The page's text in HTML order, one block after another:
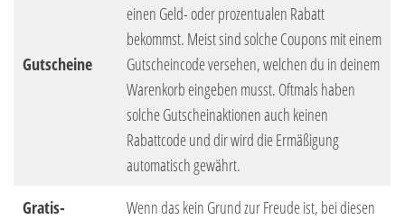
Gutscheine
einen Geld- oder prozentualen Rabatt
bekommst. Meist sind solche Coupons mit einem
Gutscheincode versehen, welchen du in deinem
Warenkorb eingeben musst. Oftmals haben
solche Gutscheinaktionen auch keinen
Rabattcode und dir wird die Ermäßigung
automatisch gewährt.
Gratis-
Wenn das kein Grund zur Freude ist, bei diesen